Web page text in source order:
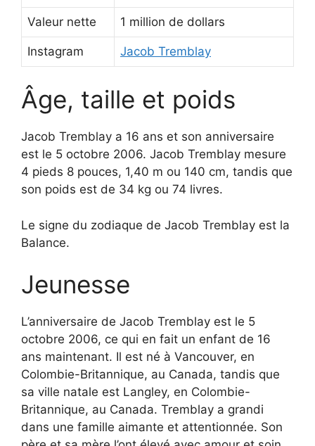
Valeur nette 1 million de dollars
Instagram Jacob Tremblay
Âge, taille et poids
Jacob Tremblay a 16 ans et son anniversaire
est le 5 octobre 2006. Jacob Tremblay mesure
4 pieds 8 pouces, 1,40 m ou 140 cm, tandis que
son poids est de 34 kg ou 74 livres.
Le signe du zodiaque de Jacob Tremblay est la
Balance.
Jeunesse
L’anniversaire de Jacob Tremblay est le 5
octobre 2006, ce qui en fait un enfant de 16
ans maintenant. Il est né à Vancouver, en
Colombie-Britannique, au Canada, tandis que
sa ville natale est Langley, en Colombie-
Britannique, au Canada. Tremblay a grandi
dans une famille aimante et attentionnée. Son